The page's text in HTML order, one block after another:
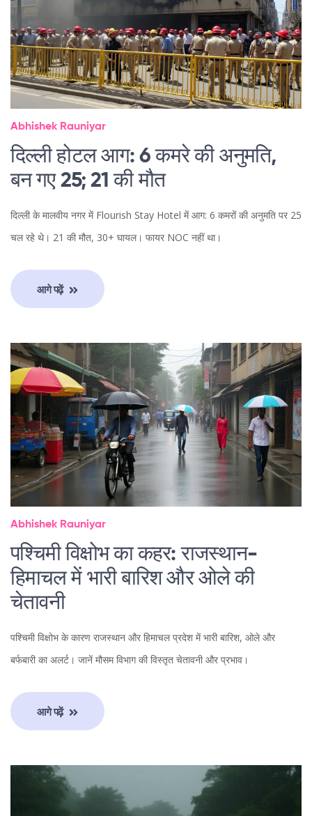
Abhishek Rauniyar
दिल्ली होटल आग: 6 कमरे की अनुमति,
बन गए 25; 21 की मौत
दिल्ली के मालवीय नगर में Flourish Stay Hotel में आग: 6 कमरों की अनुमति पर 25
चल रहे थे। 21 की मौत, 30+ घायल। फायर NOC नहीं था।
आगे पढ़ें
Abhishek Rauniyar
पश्चिमी विक्षोभ का कहर: राजस्थान-
हिमाचल में भारी बारिश और ओले की
चेतावनी
पश्चिमी विक्षोभ के कारण राजस्थान और हिमाचल प्रदेश में भारी बारिश, ओले और
बर्फबारी का अलर्ट। जानें मौसम विभाग की विस्तृत चेतावनी और प्रभाव।
आगे पढ़ें